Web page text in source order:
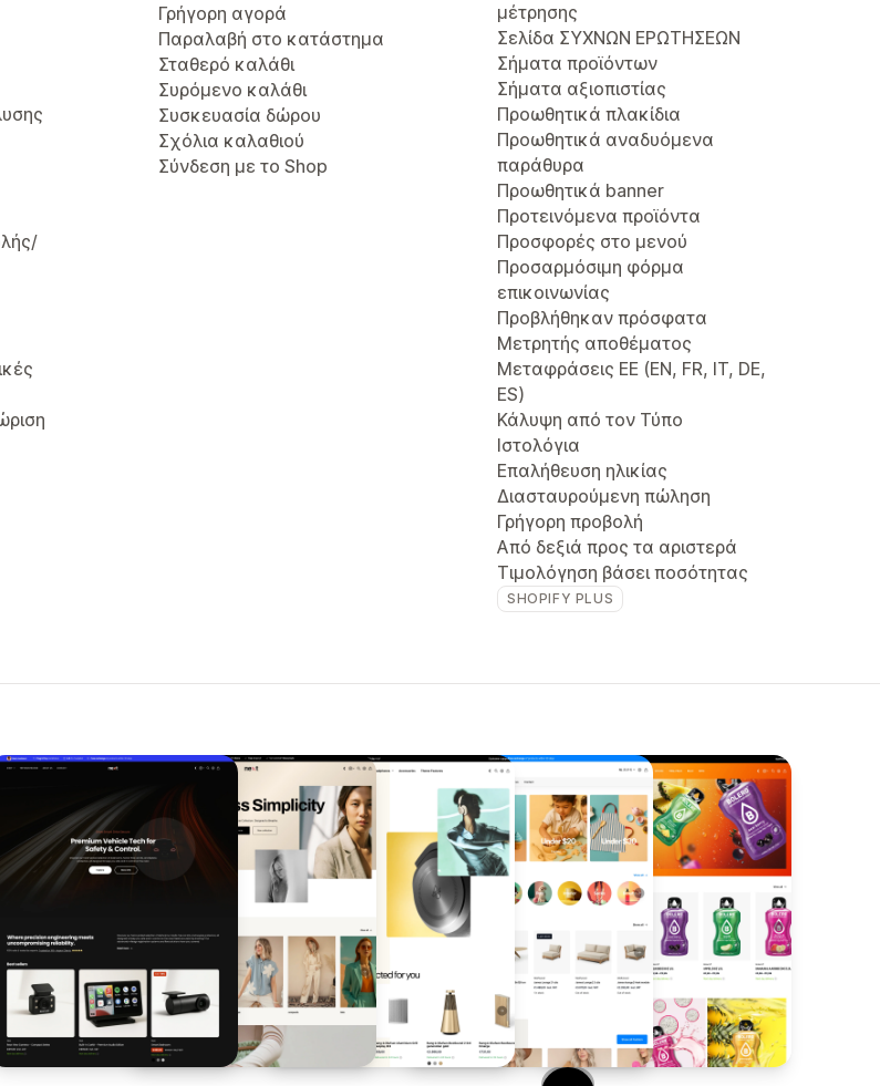
Γρήγορη αγορά
Παραλαβή στο κατάστημα
Σταθερό καλάθι
Συρόμενο καλάθι
Συσκευασία δώρου
Σχόλια καλαθιού
Σύνδεση με το Shop
μέτρησης
Σελίδα ΣΥΧΝΩΝ ΕΡΩΤΗΣΕΩΝ
Σήματα προϊόντων
Σήματα αξιοπιστίας
Προωθητικά πλακίδια
Προωθητικά αναδυόμενα
παράθυρα
Προωθητικά banner
Προτεινόμενα προϊόντα
Προσφορές στο μενού
Προσαρμόσιμη φόρμα
επικοινωνίας
Προβλήθηκαν πρόσφατα
Μετρητής αποθέματος
Μεταφράσεις ΕΕ (EN, FR, IT, DE,
ES)
Κάλυψη από τον Τύπο
Ιστολόγια
Επαλήθευση ηλικίας
Διασταυρούμενη πώληση
Γρήγορη προβολή
Από δεξιά προς τα αριστερά
Τιμολόγηση βάσει ποσότητας
SHOPIFY PLUS